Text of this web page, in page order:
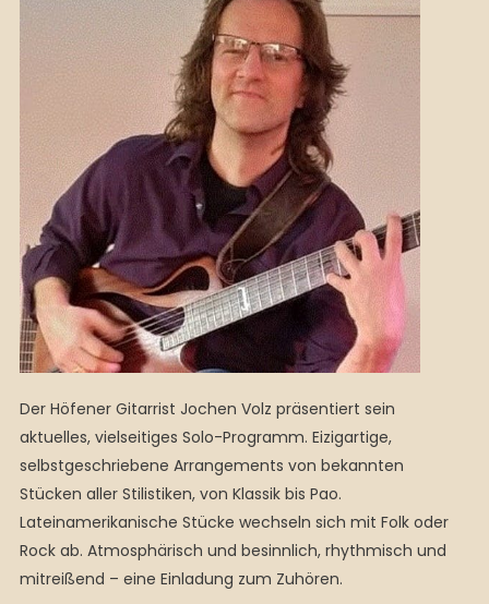
Der Höfener Gitarrist Jochen Volz präsentiert sein
aktuelles, vielseitiges Solo-Programm. Eizigartige,
selbstgeschriebene Arrangements von bekannten
Stücken aller Stilistiken, von Klassik bis Pao.
Lateinamerikanische Stücke wechseln sich mit Folk oder
Rock ab. Atmosphärisch und besinnlich, rhythmisch und
mitreißend – eine Einladung zum Zuhören.